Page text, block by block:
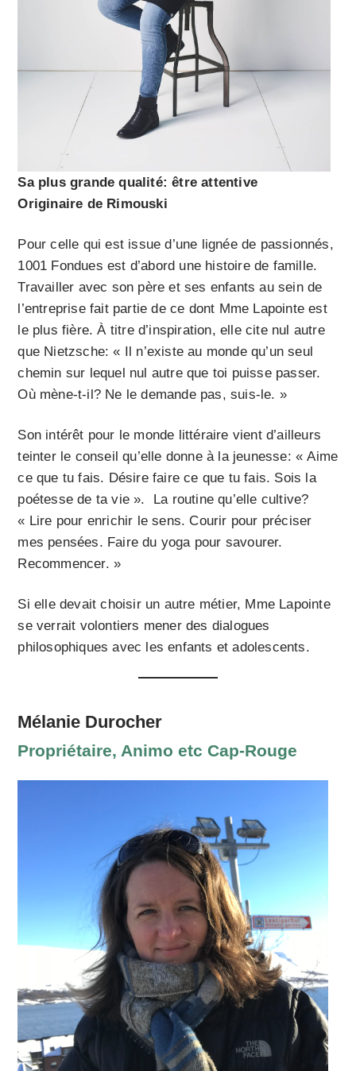
Sa plus grande qualité: être attentive
Originaire de Rimouski
Pour celle qui est issue d’une lignée de passionnés,
1001 Fondues est d’abord une histoire de famille.
Travailler avec son père et ses enfants au sein de
l’entreprise fait partie de ce dont Mme Lapointe est
le plus fière. À titre d’inspiration, elle cite nul autre
que Nietzsche: « Il n’existe au monde qu’un seul
chemin sur lequel nul autre que toi puisse passer.
Où mène-t-il? Ne le demande pas, suis-le. »
Son intérêt pour le monde littéraire vient d’ailleurs
teinter le conseil qu’elle donne à la jeunesse: « Aime
ce que tu fais. Désire faire ce que tu fais. Sois la
poétesse de ta vie ». La routine qu’elle cultive?
« Lire pour enrichir le sens. Courir pour préciser
mes pensées. Faire du yoga pour savourer.
Recommencer. »
Si elle devait choisir un autre métier, Mme Lapointe
se verrait volontiers mener des dialogues
philosophiques avec les enfants et adolescents.
Mélanie Durocher
Propriétaire, Animo etc Cap-Rouge